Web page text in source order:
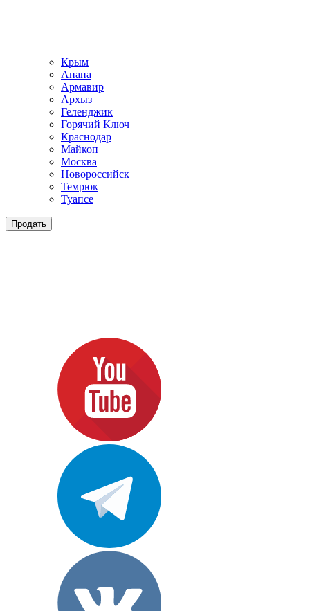
Крым
Анапа
Армавир
Архыз
Геленджик
Горячий Ключ
Краснодар
Майкоп
Москва
Новороссийск
Темрюк
Туапсе
Продать